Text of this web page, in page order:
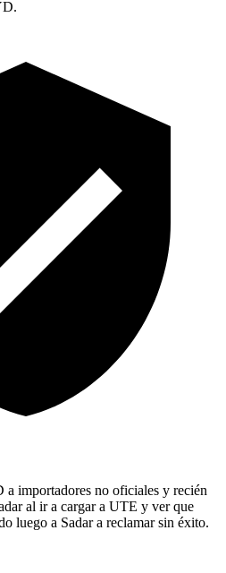
importadores no oficiales y recién
al ir a cargar a UTE y ver que
luego a Sadar a reclamar sin éxito.